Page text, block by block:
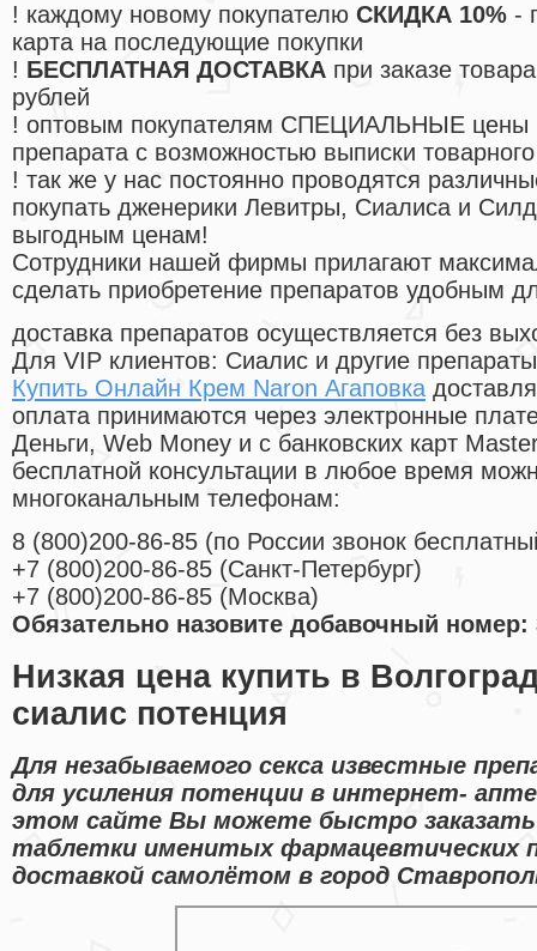
! каждому новому покупателю СКИДКА 10% -
карта на последующие покупки
! БЕСПЛАТНАЯ ДОСТАВКА при заказе
рублей
! оптовым покупателям СПЕЦИАЛЬНЫЕ цены
препарата с возможностью выписки
! так же у нас постоянно проводятся
покупать дженерики Левитры, Сиалиса и
выгодным ценам!
Cотрудники нашей фирмы прилагают
сделать приобретение препаратов удобным
доставка препаратов осуществляется без
Для VIP клиентов: Сиалис и другие
Купить Онлайн Крем Naron Агаповка
оплата принимаются через электронные
Деньги, Web Money и с банковских карт
бесплатной консультации в любое время
многоканальным телефонам:
8 (800)200-86-85 (по России звонок
+7 (800)200-86-85 (Санкт-Петербург)
+7 (800)200-86-85 (Москва)
Обязательно назовите добавочный номер:
Низкая цена купить в
сиалис потенция
Для незабываемого секса известные
для усиления потенции в интернет-
этом сайте Вы можете быстро заказать
таблетки именитых фармацевтических
доставкой самолётом в город